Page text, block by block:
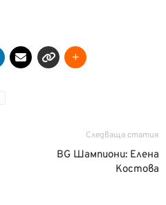
Следваща статия
BG Шампиони: Елена
Костова